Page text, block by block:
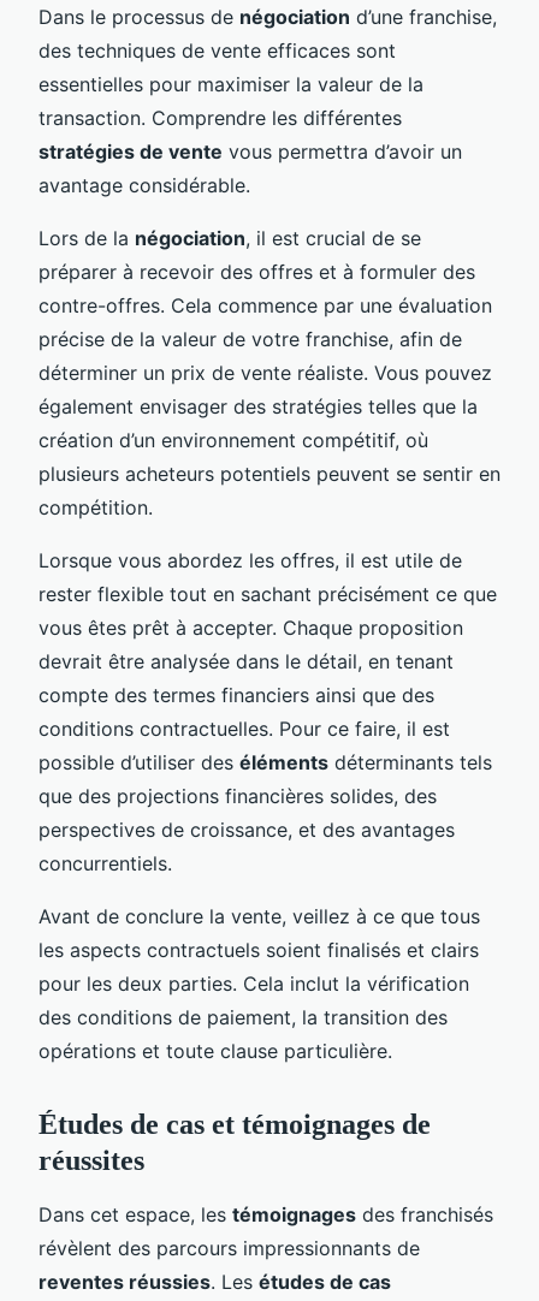
Dans le processus de négociation d’une franchise,
des techniques de vente efficaces sont
essentielles pour maximiser la valeur de la
transaction. Comprendre les différentes
stratégies de vente vous permettra d’avoir un
avantage considérable.
Lors de la négociation, il est crucial de se
préparer à recevoir des offres et à formuler des
contre-offres. Cela commence par une évaluation
précise de la valeur de votre franchise, afin de
déterminer un prix de vente réaliste. Vous pouvez
également envisager des stratégies telles que la
création d’un environnement compétitif, où
plusieurs acheteurs potentiels peuvent se sentir en
compétition.
Lorsque vous abordez les offres, il est utile de
rester flexible tout en sachant précisément ce que
vous êtes prêt à accepter. Chaque proposition
devrait être analysée dans le détail, en tenant
compte des termes financiers ainsi que des
conditions contractuelles. Pour ce faire, il est
possible d’utiliser des éléments déterminants tels
que des projections financières solides, des
perspectives de croissance, et des avantages
concurrentiels.
Avant de conclure la vente, veillez à ce que tous
les aspects contractuels soient finalisés et clairs
pour les deux parties. Cela inclut la vérification
des conditions de paiement, la transition des
opérations et toute clause particulière.
Études de cas et témoignages de
réussites
Dans cet espace, les témoignages des franchisés
révèlent des parcours impressionnants de
reventes réussies. Les études de cas